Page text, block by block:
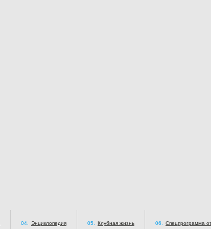
04. Энциклопедия 05. Клубная жизнь 06. Спецпрограмма